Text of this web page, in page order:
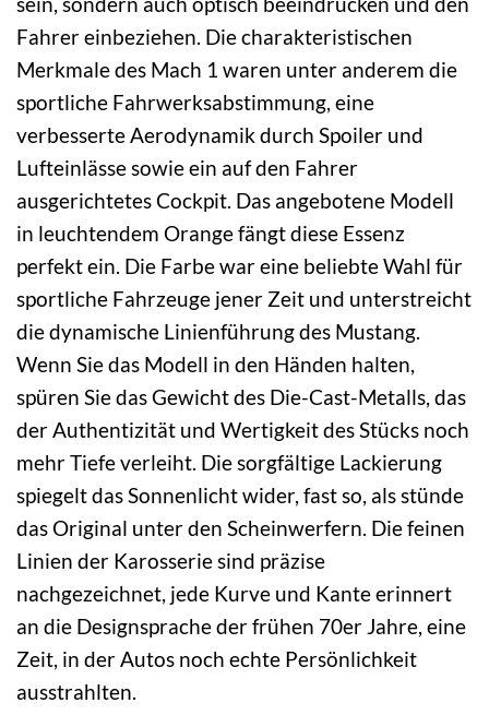
Fahrer einbeziehen. Die charakteristischen
Merkmale des Mach 1 waren unter anderem die
sportliche Fahrwerksabstimmung, eine
verbesserte Aerodynamik durch Spoiler und
Lufteinlässe sowie ein auf den Fahrer
ausgerichtetes Cockpit. Das angebotene Modell
in leuchtendem Orange fängt diese Essenz
perfekt ein. Die Farbe war eine beliebte Wahl für
sportliche Fahrzeuge jener Zeit und unterstreicht
die dynamische Linienführung des Mustang.
Wenn Sie das Modell in den Händen halten,
spüren Sie das Gewicht des Die-Cast-Metalls, das
der Authentizität und Wertigkeit des Stücks noch
mehr Tiefe verleiht. Die sorgfältige Lackierung
spiegelt das Sonnenlicht wider, fast so, als stünde
das Original unter den Scheinwerfern. Die feinen
Linien der Karosserie sind präzise
nachgezeichnet, jede Kurve und Kante erinnert
an die Designsprache der frühen 70er Jahre, eine
Zeit, in der Autos noch echte Persönlichkeit
ausstrahlten.